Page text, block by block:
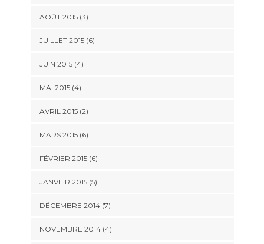
AOÛT 2015(3)
JUILLET 2015(6)
JUIN 2015(4)
MAI 2015(4)
AVRIL 2015(2)
MARS 2015(6)
FÉVRIER 2015(6)
JANVIER 2015(5)
DÉCEMBRE 2014(7)
NOVEMBRE 2014(4)